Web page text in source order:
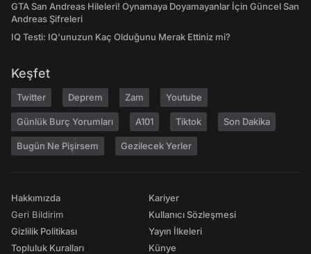
GTA San Andreas Hileleri! Oynamaya Doyamayanlar İçin Güncel San
Andreas Şifreleri
IQ Testi: IQ'unuzun Kaç Olduğunu Merak Ettiniz mi?
Keşfet
Twitter Deprem Zam Youtube
Günlük Burç Yorumları A101 Tiktok Son Dakika
Bugün Ne Pişirsem Gezilecek Yerler
Hakkımızda
Geri Bildirim
Gizlilik Politikası
Topluluk Kuralları
Kariyer
Kullanıcı Sözleşmesi
Yayın İlkeleri
Künye